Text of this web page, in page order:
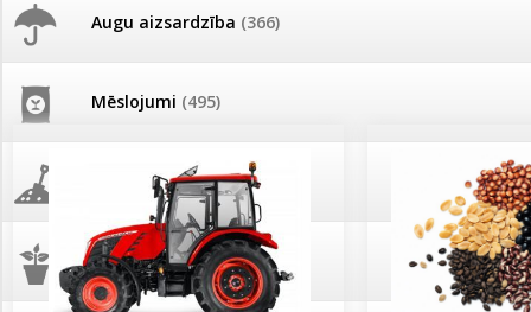
Augu aizsardzība (366)
Mēslojumi (495)
Augsne, kūdra, mulča
Podi un kasetes(646)
Pašlasīšanas vietu katalogs
26.05. Vebinārs - Kā ierobežot
gliemežus piemājas dārzā un
Darba laiks Līgo svētkos
Ūdens piemērotības noteikšana
frēze + mulčieris +
AKCIJAS komplekts -
frontālais iekrāvējs
mulčieris + piekabe
AKCIJAS komplekts -
frēze + mulčieris